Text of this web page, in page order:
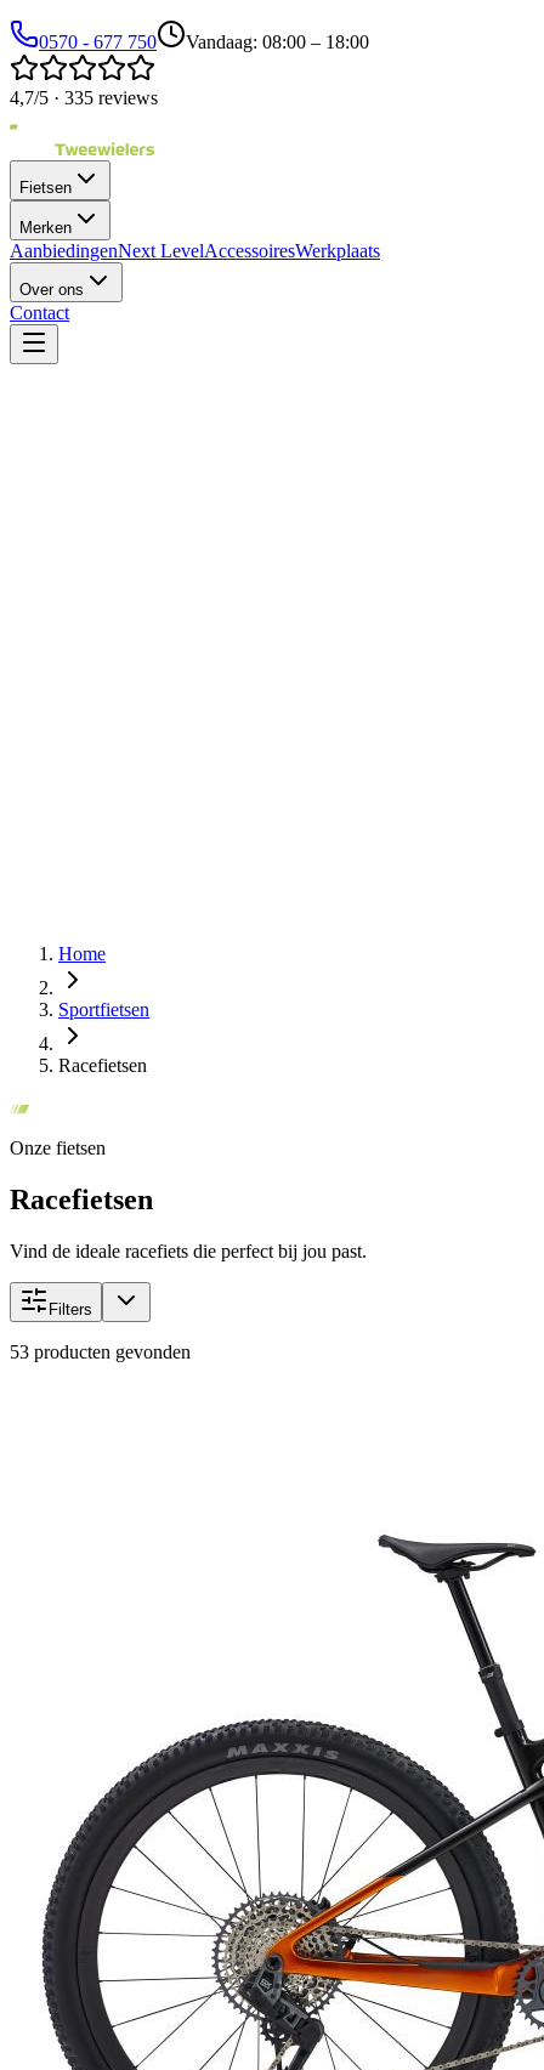
0570 - 677 750 Vandaag: 08:00 – 18:00
4,7/5 · 335 reviews
Fietsen
Merken
AanbiedingenNext LevelAccessoiresWerkplaats
Over ons
Contact
Home
Sportfietsen
Racefietsen
Onze fietsen
Racefietsen
Vind de ideale racefiets die perfect bij jou past.
Filters
53 producten gevonden